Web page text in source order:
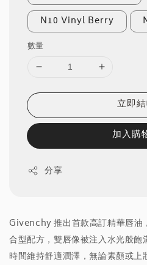
N10 Vinyl Berry
數量
立即
加入購
分享
Givenchy 推出首款高訂精華唇油
合型配方，雙唇像被注入水光般
時間維持舒適潤澤，無論素顏或上